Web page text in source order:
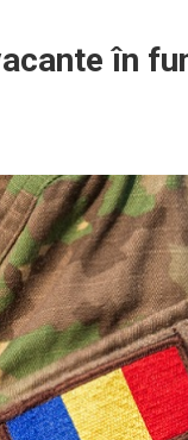
în